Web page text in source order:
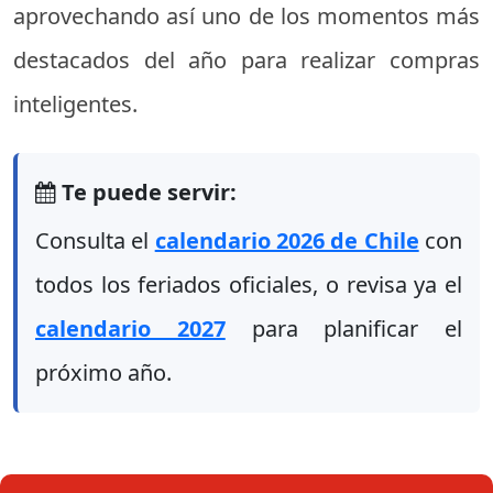
aprovechando así uno de los momentos más
destacados del año para realizar compras
inteligentes.
Te puede servir:
Consulta el calendario 2026 de Chile con
todos los feriados oficiales, o revisa ya el
calendario 2027para planificar el
próximo año.